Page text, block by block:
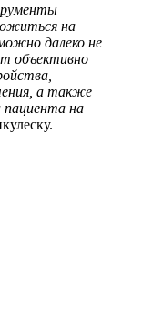
на
далеко не
объективно
а также
пациента на